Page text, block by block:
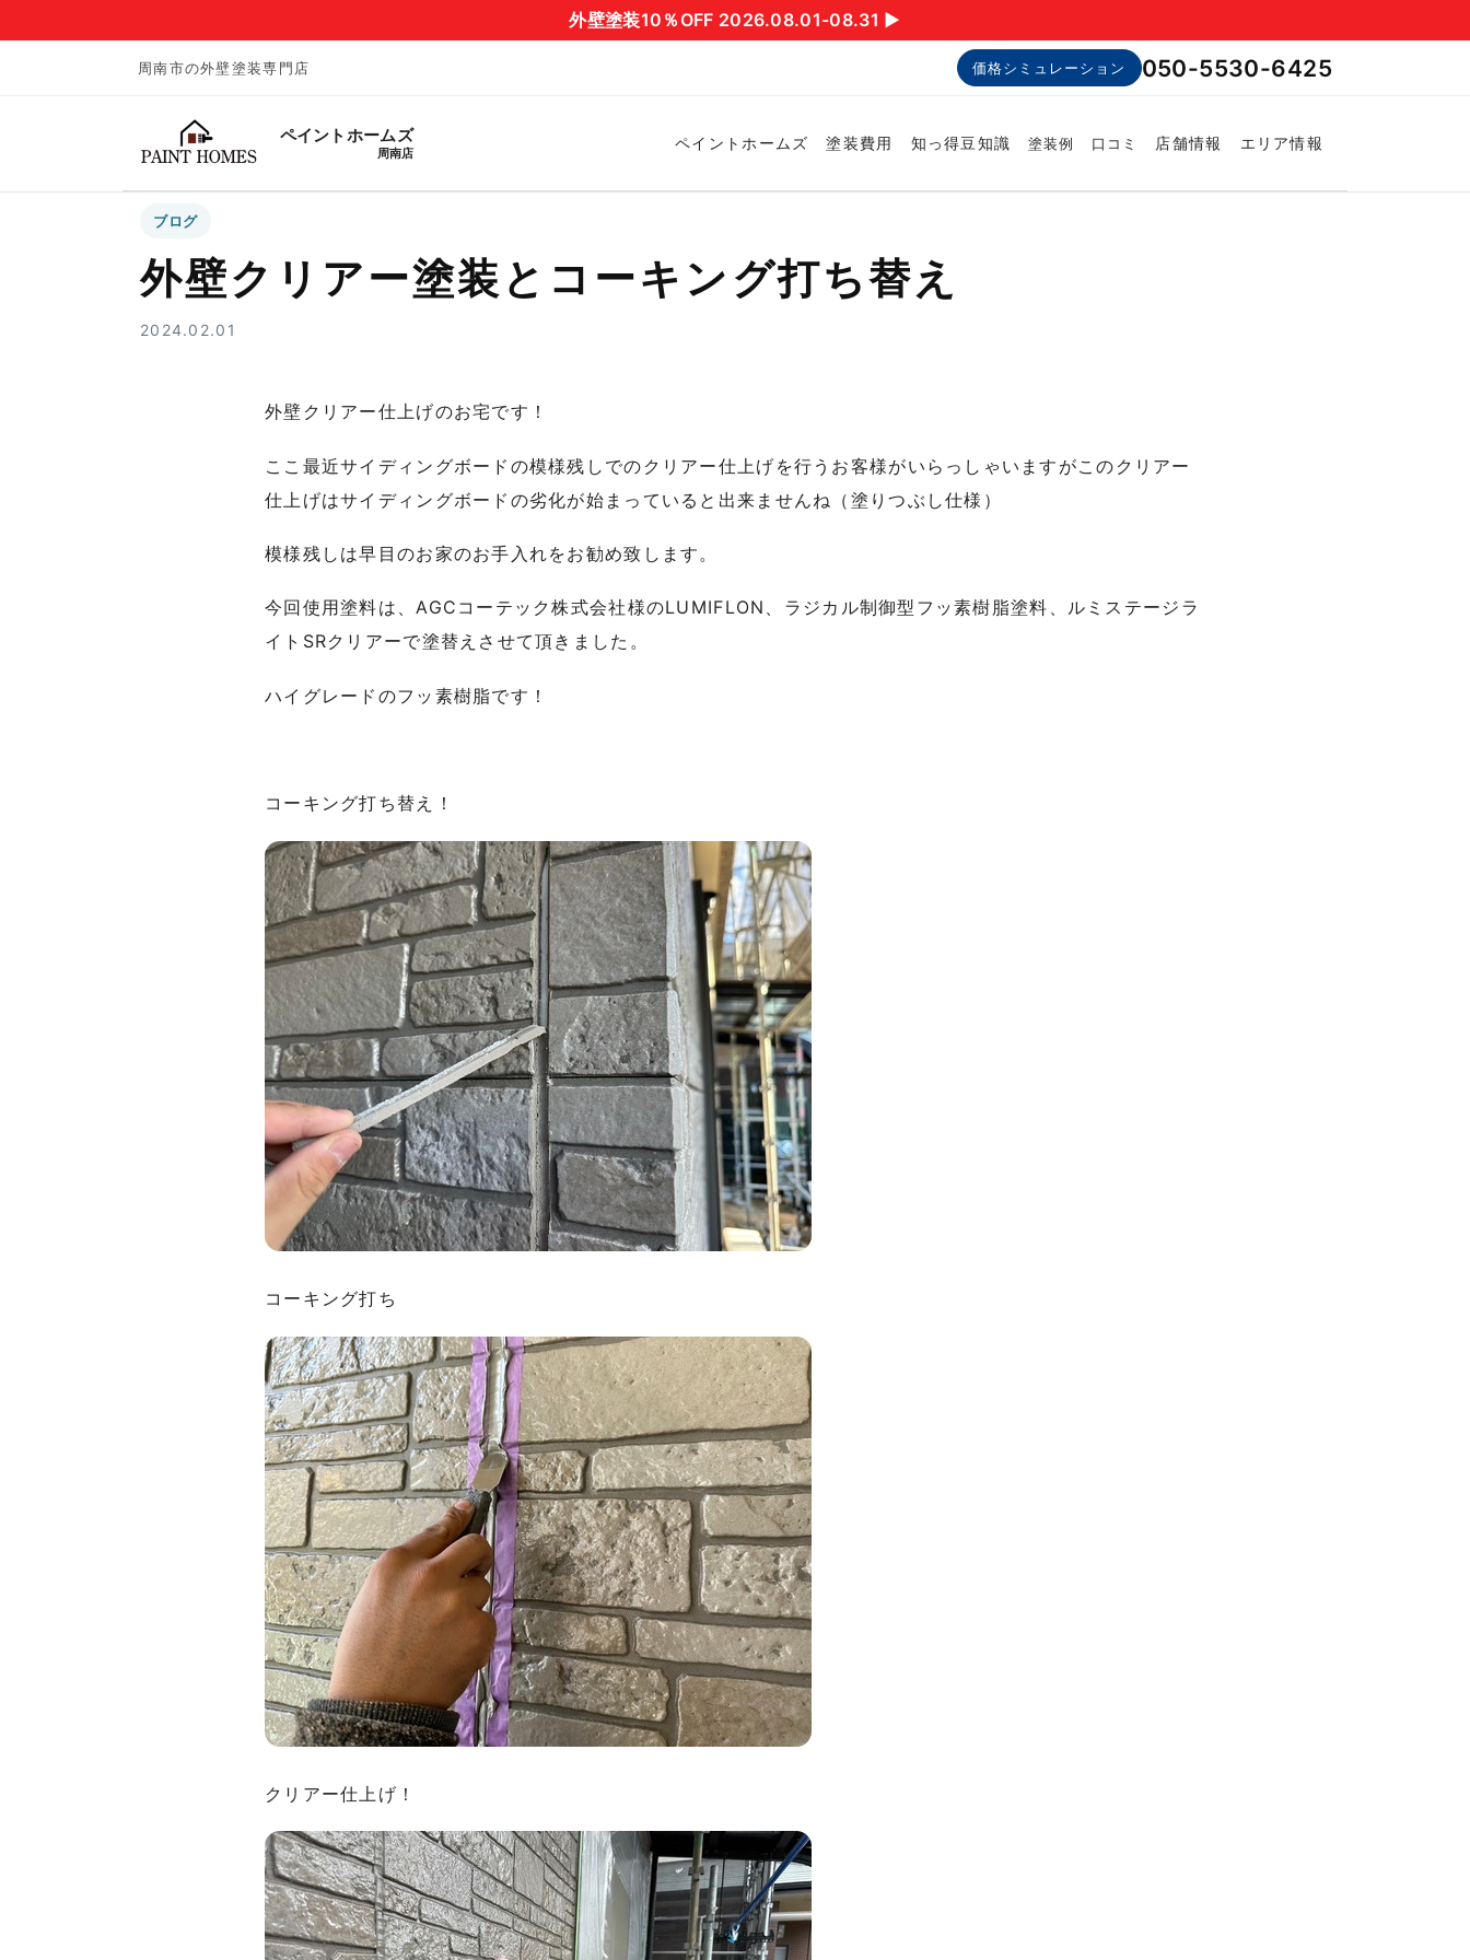
外壁塗装10％OFF 2026.08.01-08.31 ▶︎
周南市の外壁塗装専門店 価格シミュレーション 050-5530-6425
ペイントホームズ
周南店
ペイントホームズ 塗装費用 知っ得豆知識 塗装例 口コミ 店舗情報 エリア情報
ブログ
外壁クリアー塗装とコーキング打ち替え
2024.02.01
外壁クリアー仕上げのお宅です！
ここ最近サイディングボードの模様残しでのクリアー仕上げを行うお客様がいらっしゃいますがこのクリアー
仕上げはサイディングボードの劣化が始まっていると出来ませんね（塗りつぶし仕様）
模様残しは早目のお家のお手入れをお勧め致します。
今回使用塗料は、AGCコーテック株式会社様のLUMIFLON、ラジカル制御型フッ素樹脂塗料、ルミステージラ
イトSRクリアーで塗替えさせて頂きました。
ハイグレードのフッ素樹脂です！
コーキング打ち替え！
コーキング打ち
クリアー仕上げ！